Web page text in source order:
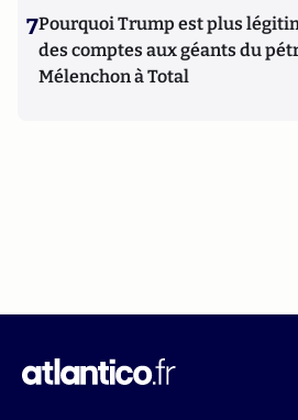
7Pourquoi Trump est plus
des comptes aux géants du
Mélenchon à Total